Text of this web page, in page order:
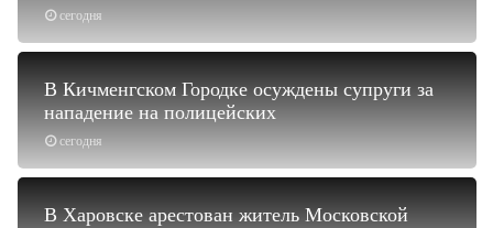
сегодня
сегодня
В Кичменгском Городке осуждены супруги за
нападение на полицейских
В Харовске арестован житель Московской